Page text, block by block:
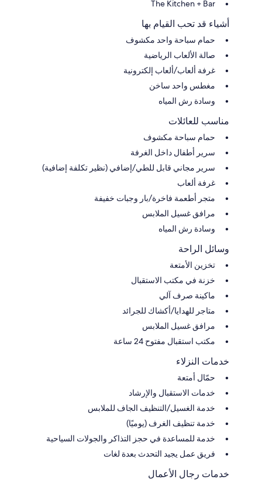
The Kitchen + Bar
أشياء قد تحب القيام بها
حمام سباحة واحد مكشوف
صالة الألعاب الرياضية
غرفة ألعاب/ألعاب إلكترونية
مغطس واحد ساخن
وسادة رش المياه
مناسب للعائلات
حمام سباحة مكشوف
سرير أطفال داخل الغرفة
سرير مجاني قابل للطي/إضافي (نظير تكلفة إضافية)
غرفة ألعاب
متجر أطعمة فاخرة/بار وجبات خفيفة
مرافق غسيل الملابس
وسادة رش المياه
وسائل الراحة
تخزين الأمتعة
خزنة في مكتب الاستقبال
ماكينة صرف آلي
متاجر للهدايا/أكشاك للجرائد
مرافق غسيل الملابس
مكتب استقبال مفتوح 24 ساعة
خدمات النزلاء
حمّال أمتعة
خدمات الاستقبال والإرشاد
خدمة الغسيل/التنظيف الجاف للملابس
خدمة تنظيف الغرف (يوميًا)
خدمة للمساعدة في حجز التذاكر والجولات السياحية
فريق عمل يجيد التحدث بعدة لغات
خدمات رجال الأعمال